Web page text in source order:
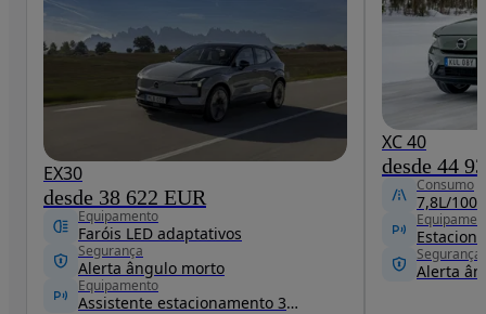
EX30
desde 38 622 EUR
Equipamento
Faróis LED adaptativos
Segurança
Alerta ângulo morto
Equipamento
Assistente estacionamento 360 graus
XC 40
desde 44
Consumo
7,8L/
Segurança
Alerta